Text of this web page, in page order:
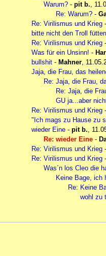
Warum? - pit b.,
Re: Warum? -
Re: Virilismus und Krieg -
bitte nicht den Troll
Re: Virilismus und Krieg -
Was für ein Unsinn! -
bullshit - Mahner,
Jaja, die Frau, das
Re: Jaja, die Frau,
Re: Jaja, die
GU ja...aber
Re: Virilismus und Krieg -
"Ich mags zu Hause zu
wieder Eine - pit b.,
Re: wieder Eine -
Re: Virilismus und Krieg -
Re: Virilismus und Krieg -
Was´n los Cleo die
Keine Bage, ich
Re: Keine
wohl zu